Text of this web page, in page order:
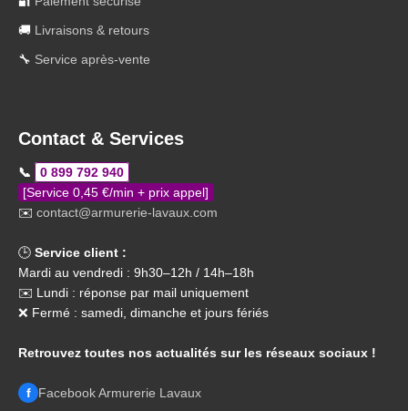
🚚 Livraisons & retours
🔧 Service après-vente
Contact & Services
📞
0 899 792 940
[Service 0,45 €/min + prix appel]
✉️ contact@armurerie-lavaux.com
🕒 Service client :
Mardi au vendredi : 9h30–12h / 14h–18h
✉️ Lundi : réponse par mail uniquement
❌ Fermé : samedi, dimanche et jours fériés
Retrouvez toutes nos actualités sur les réseaux sociaux !
f Facebook Armurerie Lavaux